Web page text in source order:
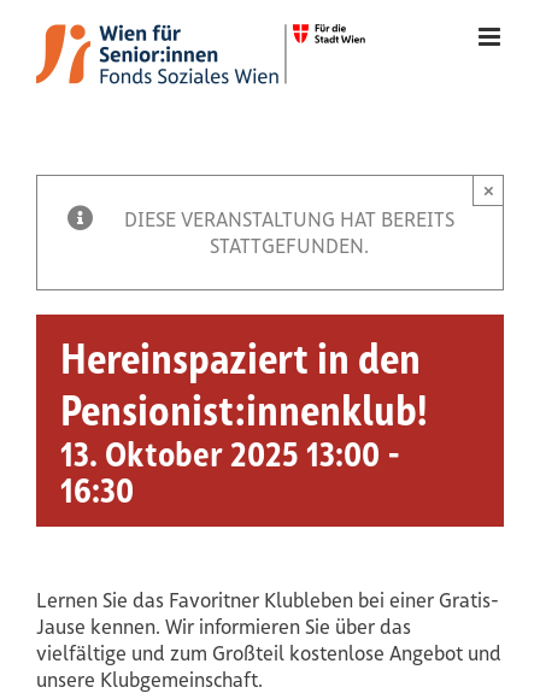
Inhalt
springen
Veranstaltung
DIESE VERANSTALTUNG HAT BEREITS
STATTGEFUNDEN.
×
Hereinspaziert in den
Pensionist:innenklub!
13. Oktober 2025 13:00 -
16:30
Lernen Sie das Favoritner Klubleben bei einer Gratis-
Jause kennen. Wir informieren Sie über das
vielfältige und zum Großteil kostenlose Angebot und
unsere Klubgemeinschaft.